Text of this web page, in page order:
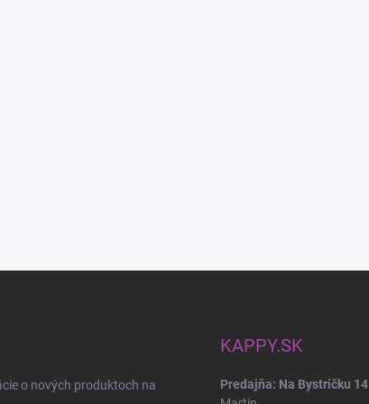
o nových produktoch na
KAPPY.SK
Predajňa: Na Bystričku 14